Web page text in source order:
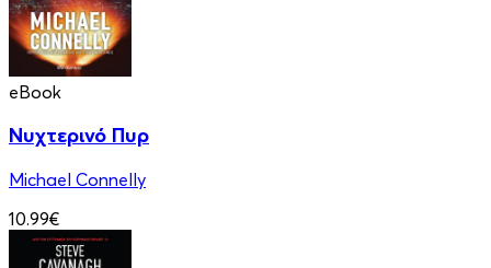
eBook
Νυχτερινό Πυρ
Michael Connelly
10.99€